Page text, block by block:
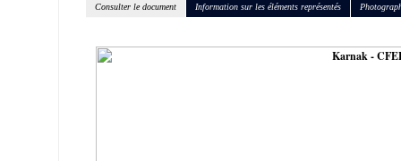
Consulter le document Information sur les éléments représentés